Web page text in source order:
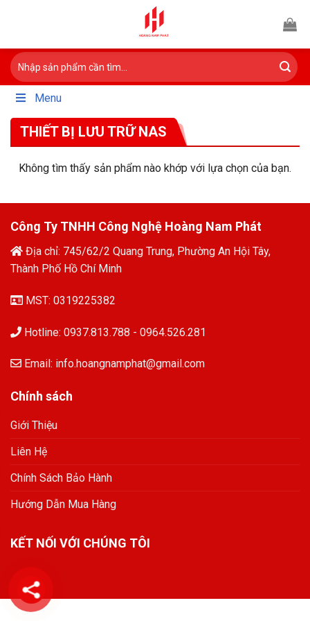
dung
Tìm
kiếm:
Menu
THIẾT BỊ LƯU TRỮ NAS
Không tìm thấy sản phẩm nào khớp với lựa chọn của bạn.
Công Ty TNHH Công Nghệ Hoàng Nam Phát
Địa chỉ: 745/62/2 Quang Trung, Phường An Hội Tây,
Thành Phố Hồ Chí Minh
MST: 0319225382
Hotline: 0937.813.788 - 0964.526.281
Email: info.hoangnamphat@gmail.com
Chính sách
Giới Thiệu
Liên Hệ
Chính Sách Bảo Hành
Hướng Dẫn Mua Hàng
KẾT NỐI VỚI CHÚNG TÔI